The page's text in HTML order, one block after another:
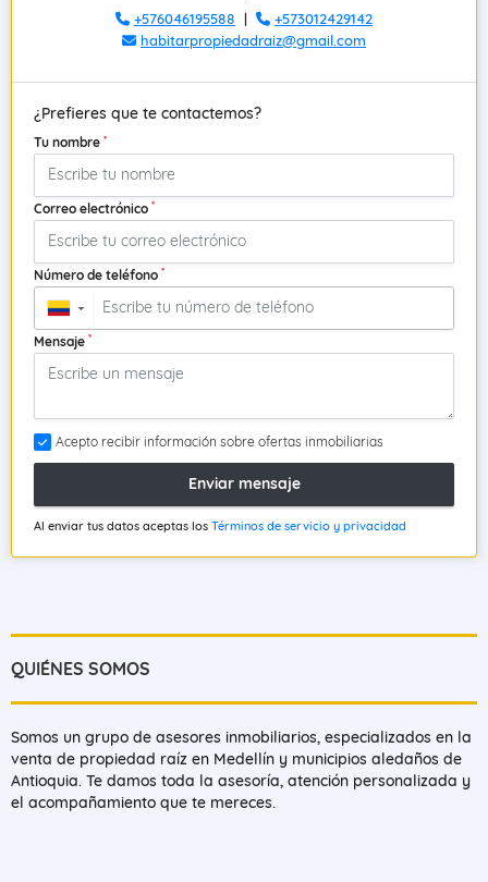
+576046195588 |
+573012429142
habitarpropiedadraiz@gmail.com
¿Prefieres que te contactemos?
Tu nombre *
Correo electrónico *
Número de teléfono *
▼
Mensaje *
Acepto recibir información sobre ofertas inmobiliarias
Enviar mensaje
Al enviar tus datos aceptas los Términos de servicio y privacidad
QUIÉNES SOMOS
Somos un grupo de asesores inmobiliarios, especializados en la
venta de propiedad raíz en Medellín y municipios aledaños de
Antioquia. Te damos toda la asesoría, atención personalizada y
el acompañamiento que te mereces.